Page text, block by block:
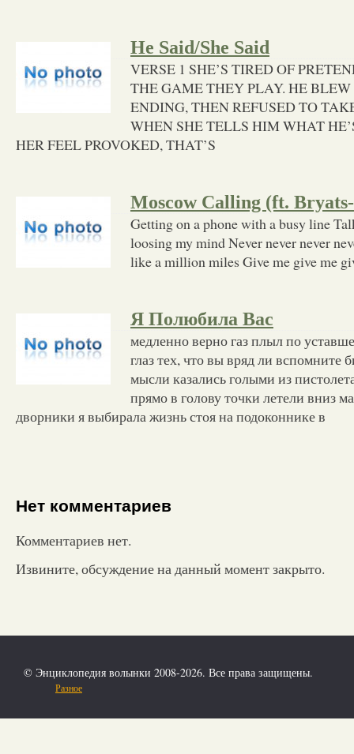
He Said/She Said
VERSE 1 SHE’S TIRED OF
THE GAME THEY PLAY. HE
ENDING, THEN REFUSED TO
WHEN SHE TELLS HIM WHAT
HER FEEL PROVOKED, THAT’S
Moscow Calling (ft.
Getting on a phone with a busy line
loosing my mind Never never never
like a million miles Give me give me
Я Полюбила Вас
медленно верно газ плыл по
глаз тех, что вы вряд ли вспомните
мысли казались голыми из
прямо в голову точки летели вниз
дворники я выбирала жизнь стоя на подоконнике в
Нет комментариев
Комментариев нет.
Извините, обсуждение на данный момент закрыто.
© Энциклопедия волынки 2008-2026. Все права защищены.
Разное